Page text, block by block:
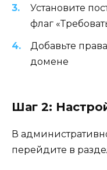
Установите
флаг
Добавьте
домене
Шаг 2:
В
перейдите в